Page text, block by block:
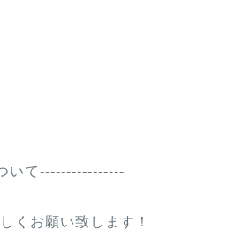
いて----------------
くお願い致します！